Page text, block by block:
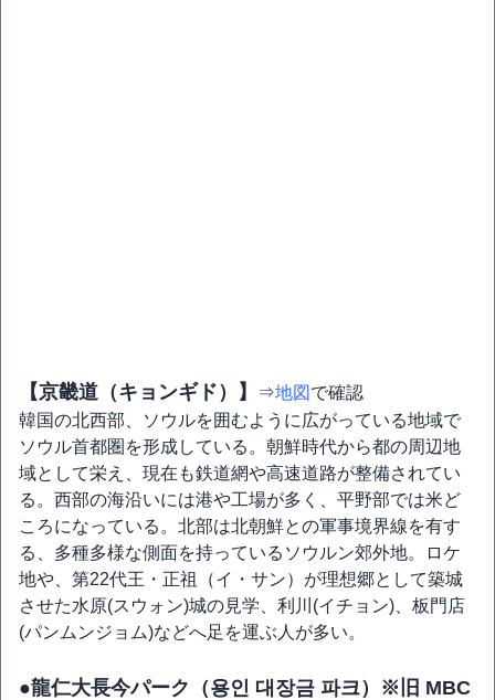
【京畿道（キョンギド）】 ⇒地図 で確認
韓国の北西部、ソウルを囲むように広がっている地域で
ソウル首都圏を形成している。朝鮮時代から都の周辺地
域として栄え、現在も鉄道網や高速道路が整備されてい
る。西部の海沿いには港や工場が多く、平野部では米ど
ころになっている。北部は北朝鮮との軍事境界線を有す
る、多種多様な側面を持っているソウルン郊外地。ロケ
地や、第22代王・正祖（イ・サン）が理想郷として築城
させた水原(スウォン)城の見学、利川(イチョン)、板門店
(パンムンジョム)などへ足を運ぶ人が多い。
●龍仁大長今パーク（용인 대장금 파크）※旧 MBC